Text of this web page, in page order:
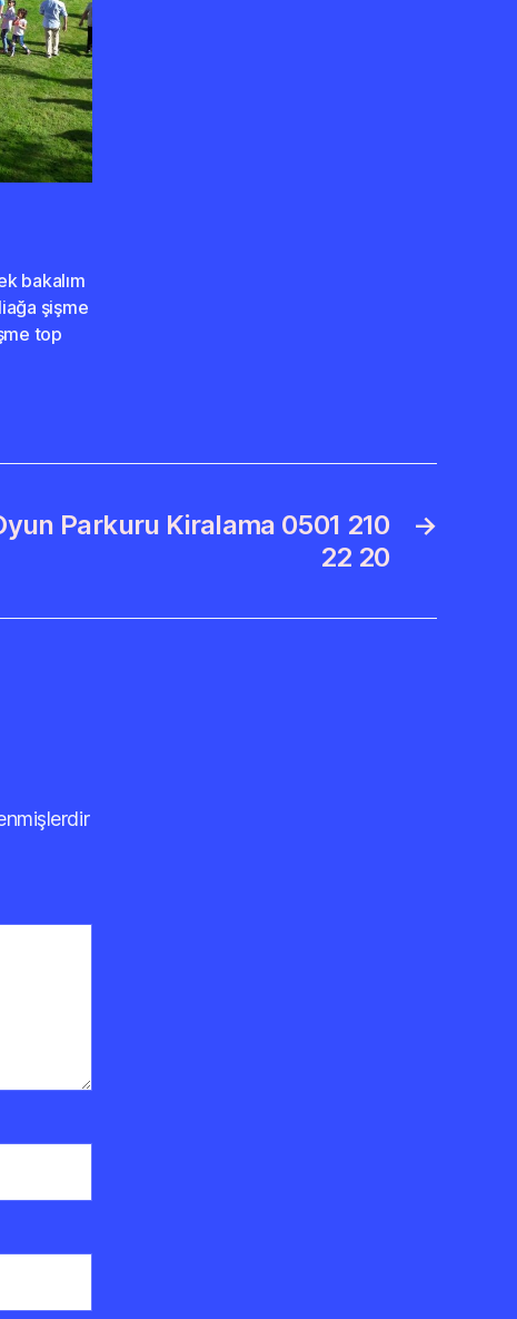
bakalım
şişme
top
→
Parkuru Kiralama 0501 210
22 20